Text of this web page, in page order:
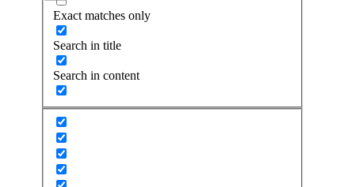
Exact matches only
Search in title
Search in content